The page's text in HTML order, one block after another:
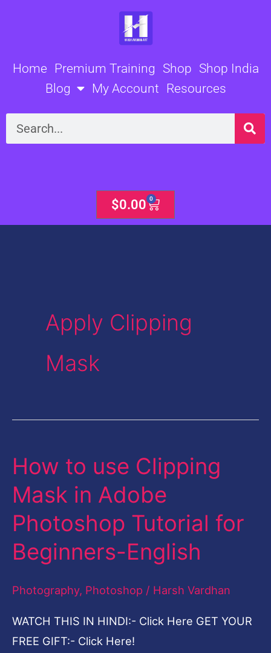
Home Premium Training Shop Shop India
Blog
My Account Resources
Search
$0.00 0
Cart
Apply Clipping
Mask
How to use Clipping
Mask in Adobe
Photoshop Tutorial for
Beginners-English
Photography, Photoshop / Harsh Vardhan
WATCH THIS IN HINDI:- Click Here GET YOUR
FREE GIFT:- Click Here!
How
use
Clipping
Mask
in
Tutorial
for